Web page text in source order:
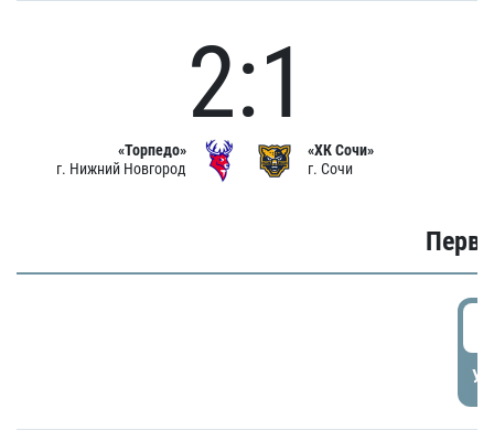
«Торпедо»
г. Нижний Новгород
2:1
«ХК Сочи»
г. Сочи